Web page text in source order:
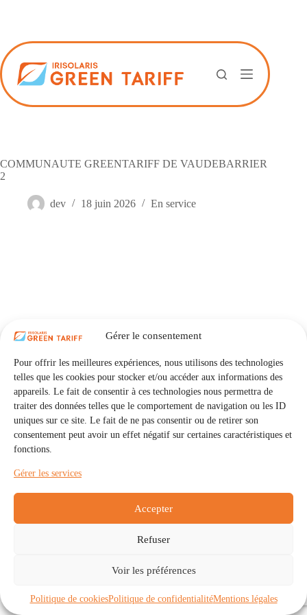
Gérer le consentement
Pour offrir les meilleures expériences, nous utilisons des technologies
telles que les cookies pour stocker et/ou accéder aux informations des
appareils. Le fait de consentir à ces technologies nous permettra de
traiter des données telles que le comportement de navigation ou les ID
uniques sur ce site. Le fait de ne pas consentir ou de retirer son
consentement peut avoir un effet négatif sur certaines caractéristiques et
fonctions.
Gérer les services
Accepter
Refuser
Voir les préférences
Politique de cookiesPolitique de confidentialitéMentions légales
COMMUNAUTE GREENTARIFF DE VAUDEBARRIER
2
dev 18 juin 2026 En service
Communautés
À propos
Politique de cookies (UE)